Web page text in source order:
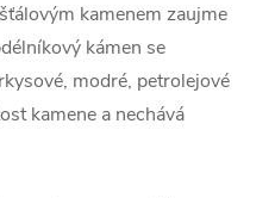
kamenem zaujme
kámen se
modré, petrolejové
kamene a nechává